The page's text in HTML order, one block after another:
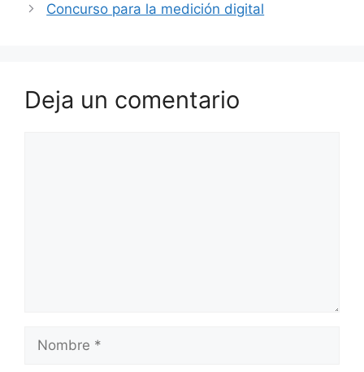
Concurso para la medición digital
Deja un comentario
Nombre